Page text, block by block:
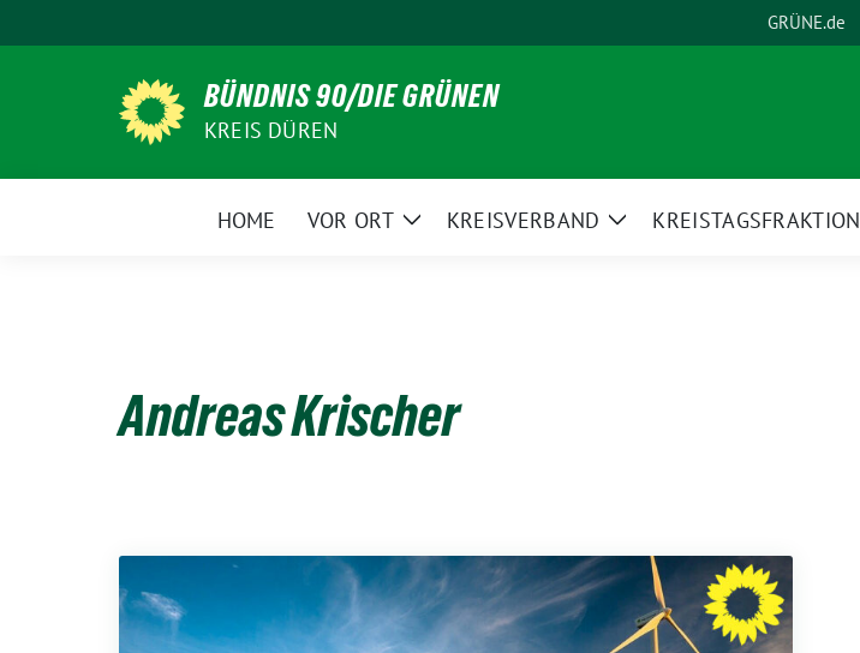
zum
GRÜNE.de
BÜNDNIS 90/DIE GRÜNEN
KREIS DÜREN
HOME VOR ORT
ZeigeKREISVERBAND
ZeigeKREISTAGSFRAKTION
Andreas Krischer